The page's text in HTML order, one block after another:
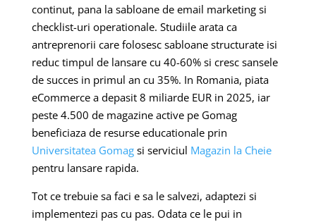
continut, pana la sabloane de email marketing si
checklist-uri operationale. Studiile arata ca
antreprenorii care folosesc sabloane structurate isi
reduc timpul de lansare cu 40-60% si cresc sansele
de succes in primul an cu 35%. In Romania, piata
eCommerce a depasit 8 miliarde EUR in 2025, iar
peste 4.500 de magazine active pe Gomag
beneficiaza de resurse educationale prin
Universitatea Gomagsi serviciul Magazin la Cheie
pentru lansare rapida.
Tot ce trebuie sa faci e sa le salvezi, adaptezi si
implementezi pas cu pas. Odata ce le pui in